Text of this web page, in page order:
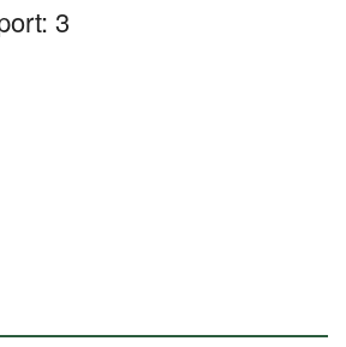
3